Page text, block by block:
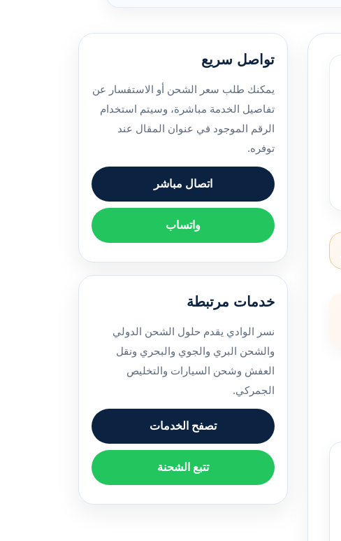
تواصل سريع
يمكنك طلب سعر الشحن أو الاستفسار عن
تفاصيل الخدمة مباشرة، وسيتم استخدام
الرقم الموجود في عنوان المقال عند
توفره.
اتصال مباشر
واتساب
خدمات مرتبطة
نسر الوادي يقدم حلول الشحن الدولي
والشحن البري والجوي والبحري ونقل
العفش وشحن السيارات والتخليص
الجمركي.
تصفح الخدمات
تتبع الشحنة